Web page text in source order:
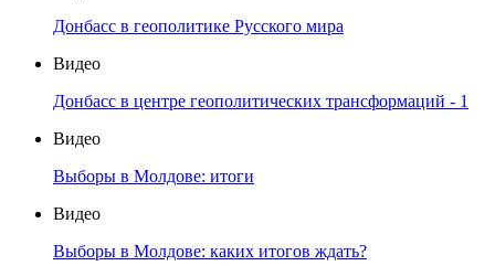
Донбасс в геополитике Русского мира
Видео
Донбасс в центре геополитических трансформаций - 1
Видео
Выборы в Молдове: итоги
Видео
Выборы в Молдове: каких итогов ждать?